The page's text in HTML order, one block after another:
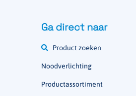
Ga direct naar
Product zoeken
Noodverlichting
Productassortiment